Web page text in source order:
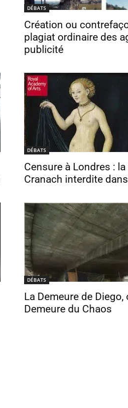
DÉBATS
Création ou
plagiat ordinaire des
publicité
DÉBATS
Censure à Londres :
Cranach interdite
DÉBATS
La Demeure de Diego,
Demeure du Chaos